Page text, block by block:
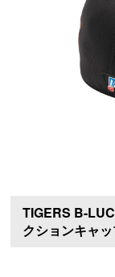
TIGERS B-
クションキャ